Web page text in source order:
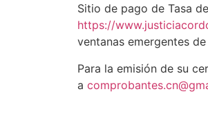
Sitio de pago de Tasa
https://
ventanas emergentes
Para la emisión de su
a